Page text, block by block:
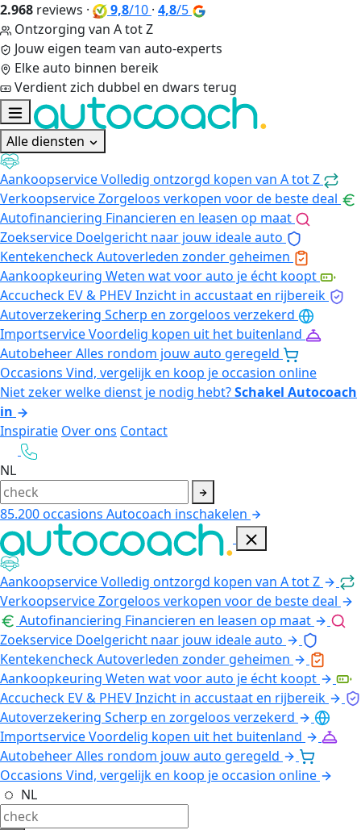
2.968 reviews · 9,8/10 · 4,8/5
Ontzorging van A tot Z
Jouw eigen team van auto-experts
Elke auto binnen bereik
Verdient zich dubbel en dwars terug
Alle diensten
AankoopserviceVolledig ontzorgd kopen van A tot Z
VerkoopserviceZorgeloos verkopen voor de beste deal
Autofinanciering Financieren en leasen op maat
Zoekservice Doelgericht naar jouw ideale auto
KentekencheckAutoverleden zonder geheimen
Aankoopkeuring Weten wat voor auto je écht koopt
Accucheck EV & PHEVInzicht in accustaat en rijbereik
Autoverzekering Scherp en zorgeloos verzekerd
ImportserviceVoordelig kopen uit het buitenland
AutobeheerAlles rondom jouw auto geregeld
Occasions Vind, vergelijk en koop je occasion online
Niet zeker welke dienst je nodig hebt?Schakel Autocoach
in
Inspiratie Over ons Contact
NL
85.200occasions Autocoach inschakelen
AankoopserviceVolledig ontzorgd kopen van A tot Z
VerkoopserviceZorgeloos verkopen voor de beste deal
Autofinanciering Financieren en leasen op maat
Zoekservice Doelgericht naar jouw ideale auto
KentekencheckAutoverleden zonder geheimen
Aankoopkeuring Weten wat voor auto je écht koopt
Accucheck EV & PHEVInzicht in accustaat en rijbereik
Autoverzekering Scherp en zorgeloos verzekerd
ImportserviceVoordelig kopen uit het buitenland
AutobeheerAlles rondom jouw auto geregeld
Occasions Vind, vergelijk en koop je occasion online
NL